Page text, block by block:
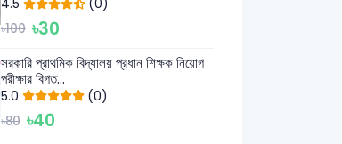
4.5 (0)
৳100 ৳30
সরকারি প্রাথমিক বিদ্যালয় প্রধান শিক্ষক নিয়োগ
পরীক্ষার বিগত...
5.0 (0)
৳80 ৳40